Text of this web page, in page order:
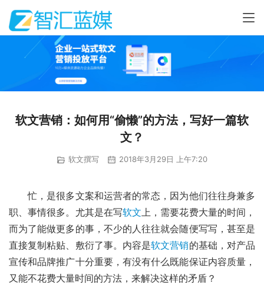
软文营销：如何用“偷懒”的方法，写好一篇软
文？
软文撰写 2018年3月29日 上午7:20
忙，是很多文案和运营者的常态，因为他们往往身兼多
职、事情很多。尤其是在写软文 上，需要花费大量的时间，
而为了能做更多的事，不少的人往往就会随便写写，甚至是
直接复制粘贴、敷衍了事。内容是软文营销的基础，对产品
宣传和品牌推广十分重要，有没有什么既能保证内容质量，
又能不花费大量时间的方法，来解决这样的矛盾？